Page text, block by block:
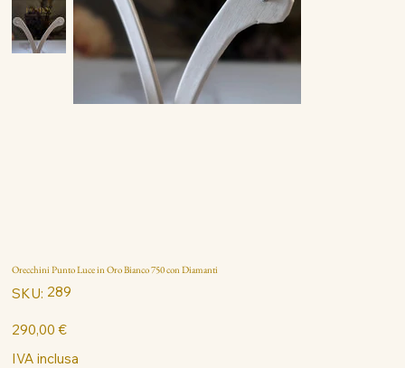
Orecchini Punto Luce in Oro Bianco 750 con Diamanti
SKU: SKU
289
289
Prezzo
290,00 €
IVA inclusa